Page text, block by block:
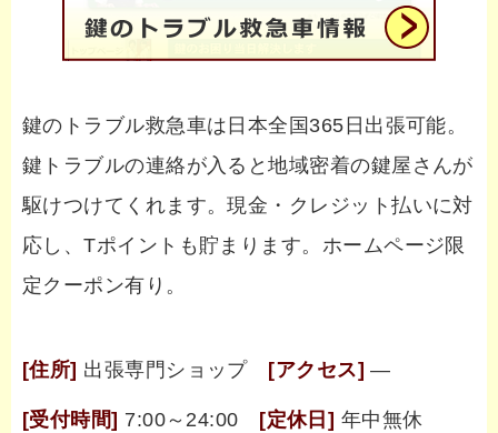
鍵のトラブル救急車は日本全国365日出張可能。
鍵トラブルの連絡が入ると地域密着の鍵屋さんが
駆けつけてくれます。現金・クレジット払いに対
応し、Tポイントも貯まります。ホームページ限
定クーポン有り。
[住所] 出張専門ショップ [アクセス] ―
[受付時間] 7:00～24:00 [定休日] 年中無休